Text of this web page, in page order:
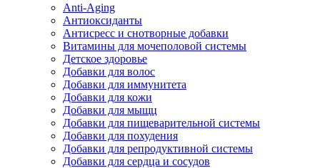
Anti-Aging
Антиоксиданты
Антисресс и снотворные добавки
Витамины для мочеполовой системы
Детское здоровье
Добавки для волос
Добавки для иммунитета
Добавки для кожи
Добавки для мыщц
Добавки для пищеварительной системы
Добавки для похудения
Добавки для репродуктивной системы
Добавки для сердца и сосудов